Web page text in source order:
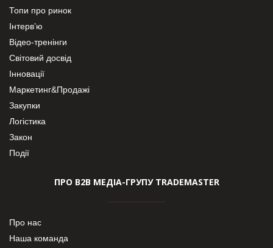
Топи про ринок
Інтерв’ю
Відео-тренінги
Світовий досвід
Інновації
Маркетинг&Продажі
Закупки
Логістика
Закон
Події
ПРО В2В МЕДІА-ГРУПУ TRADEMASTER
Про нас
Наша команда